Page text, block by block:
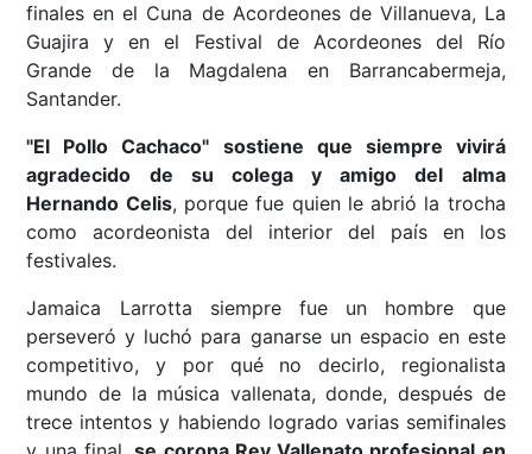
finales en el Cuna de Acordeones de Villanueva, La
Guajira y en el Festival de Acordeones del Río
Grande de la Magdalena en Barrancabermeja,
Santander.
"El Pollo Cachaco" sostiene que siempre vivirá
agradecido de su colega y amigo del alma
Hernando Celis, porque fue quien le abrió la trocha
como acordeonista del interior del país en los
festivales.
Jamaica Larrotta siempre fue un hombre que
perseveró y luchó para ganarse un espacio en este
competitivo, y por qué no decirlo, regionalista
mundo de la música vallenata, donde, después de
trece intentos y habiendo logrado varias semifinales